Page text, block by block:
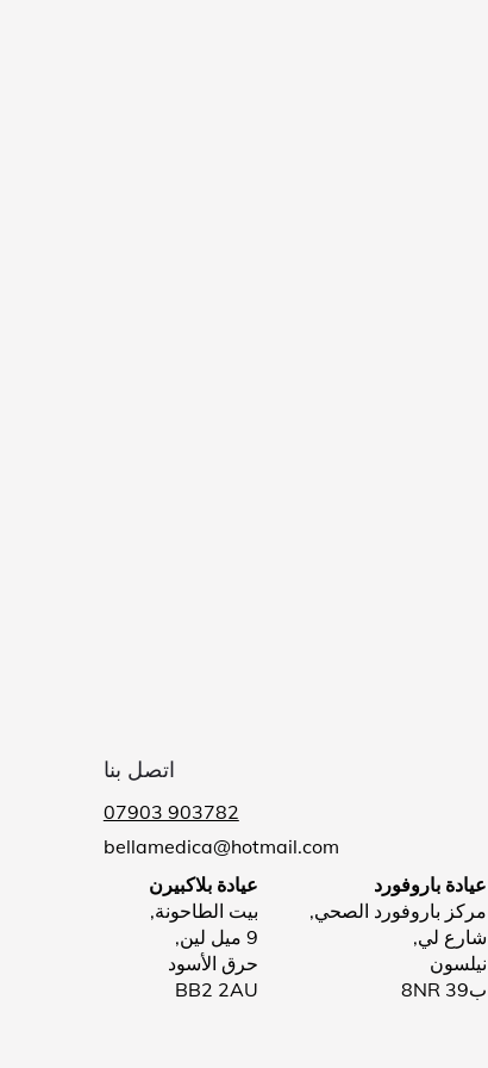
اتصل بنا
07903 903782
bellamedica@hotmail.com
عيادة بلاكبيرن
بيت الطاحونة,
9 ميل لين,
حرق الأسود
BB2 2AU
عيادة باروفورد
مركز باروفورد الصحي,
شارع لي,
نيلسون
ب39 8NR